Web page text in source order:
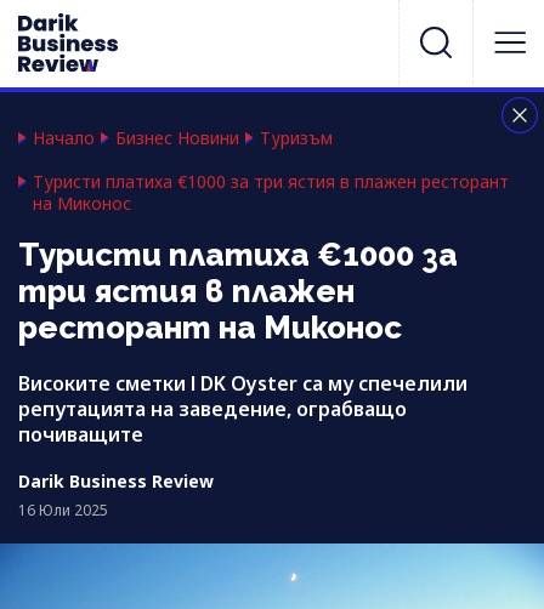
Начало Бизнес Новини
Туризъм
Туристи платиха €1000 за три ястия в плажен ресторант
на Миконос
Туристи платиха €1000 за
три ястия в плажен
ресторант на Миконос
Високите сметки l DK Oyster са му спечелили
репутацията на заведение, ограбващо
почиващите
Darik Business Review
16 Юли 2025